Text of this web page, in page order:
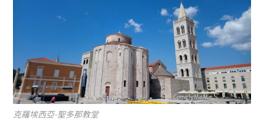
克羅埃西亞-聖多那教堂